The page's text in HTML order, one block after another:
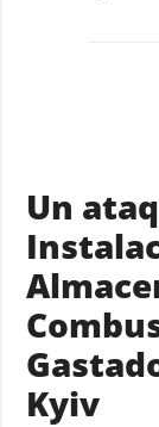
Un
Kyiv